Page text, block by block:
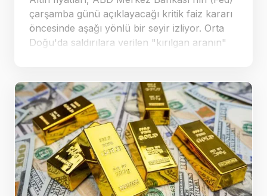
çarşamba günü açıklayacağı kritik faiz kararı
öncesinde aşağı yönlü bir seyir izliyor. Orta
Doğu'da saldırılara verilen "kırılgan aranın"